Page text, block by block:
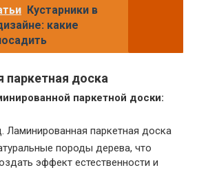
Кустарники в
какие
паркетная доска
паркетной доски:
Ламинированная паркетная доска
породы дерева, что
эффект естественности и